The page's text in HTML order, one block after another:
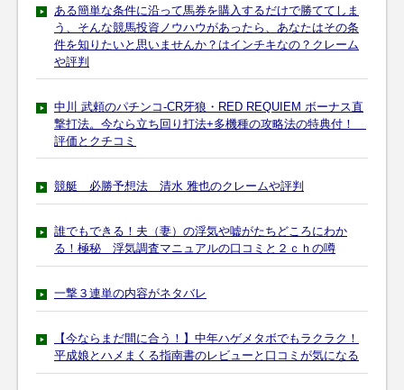
ある簡単な条件に沿って馬券を購入するだけで勝ててしま
う、そんな競馬投資ノウハウがあったら、あなたはその条
件を知りたいと思いませんか？はインチキなの？クレーム
や評判
中川 武頼のパチンコ-CR牙狼・RED REQUIEM ボーナス直
撃打法。今なら立ち回り打法+多機種の攻略法の特典付！
評価とクチコミ
競艇 必勝予想法 清水 雅也のクレームや評判
誰でもできる！夫（妻）の浮気や嘘がたちどころにわか
る！極秘 浮気調査マニュアルの口コミと２ｃｈの噂
一撃３連単の内容がネタバレ
【今ならまだ間に合う！】中年ハゲメタボでもラクラク！
平成娘とハメまくる指南書のレビューと口コミが気になる